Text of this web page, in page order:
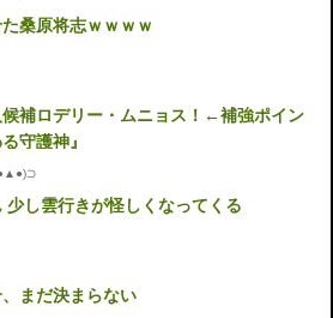
桑原将志ｗｗｗｗ
補ロデリー・ムニョス！←補強ポイン
守護神』
少し雲行きが怪しくなってくる
まだ決まらない